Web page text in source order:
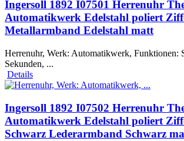
Ingersoll 1892 I07501 Herrenuhr
Automatikwerk Edelstahl poliert
Metallarmband Edelstahl matt
Herrenuhr, Werk: Automatikwerk, Funktionen:
Sekunden, ...
Details
Ingersoll 1892 I07502 Herrenuhr
Automatikwerk Edelstahl poliert
Schwarz Lederarmband Schwarz